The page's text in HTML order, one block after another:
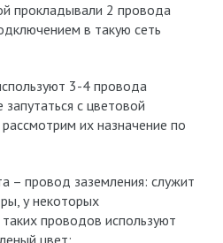
прокладывали 2 провода
в такую сеть
3-4 провода
с цветовой
их назначение по
– провод заземления: служит
у некоторых
проводов используют
цвет;